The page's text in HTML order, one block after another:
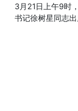
3月21日上午9时
书记徐树星同志